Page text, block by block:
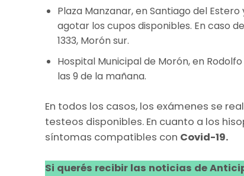
Plaza Manzanar, en Santiago del
agotar los cupos disponibles. En caso
1333, Morón sur.
Hospital Municipal de Morón, en
las 9 de la mañana.
En todos los casos, los exámenes se
testeos disponibles. En cuanto a los
síntomas compatibles con Covid-19.
Si querés recibir las noticias de